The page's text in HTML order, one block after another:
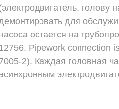
(электродвигатель, голову
для
насоса остается на
12756. Pipework connection
7005-2). Каждая головная
асинхронным